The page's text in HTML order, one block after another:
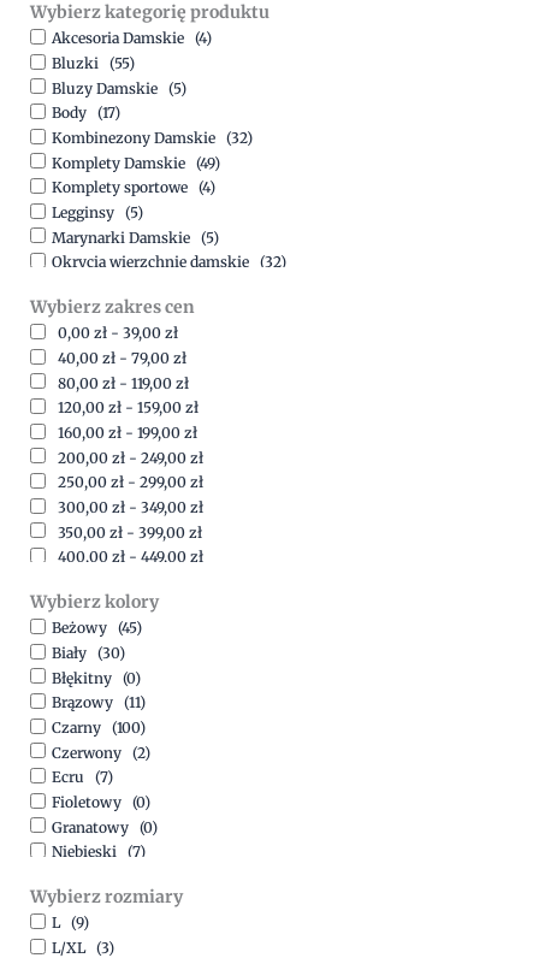
Wybierz kategorię produktu
Akcesoria Damskie (4)
Bluzki (55)
Bluzy Damskie (5)
Body (17)
Kombinezony Damskie (32)
Komplety Damskie (49)
Komplety sportowe (4)
Legginsy (5)
Marynarki Damskie (5)
Okrycia wierzchnie damskie (32)
Spodnie (15)
Sukienki (41)
Swetry Damskie (19)
Szorty (7)
Wybierz zakres cen
0,00 zł - 39,00 zł
40,00 zł - 79,00 zł
80,00 zł - 119,00 zł
120,00 zł - 159,00 zł
160,00 zł - 199,00 zł
200,00 zł - 249,00 zł
250,00 zł - 299,00 zł
300,00 zł - 349,00 zł
350,00 zł - 399,00 zł
400,00 zł - 449,00 zł
500,00zł-1500,00
Wybierz kolory
Beżowy (45)
Biały (30)
Błękitny (0)
Brązowy (11)
Czarny (100)
Czerwony (2)
Ecru
(7)
Fioletowy (0)
Granatowy (0)
Niebieski (7)
Pomarańczowy
(2)
Różowy
Srebrny
Wybierz rozmiary
L (9)
L/XL (3)